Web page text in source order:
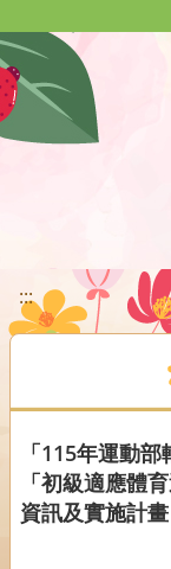
:::
「115年運動
「初級適應體
資訊及實施計畫